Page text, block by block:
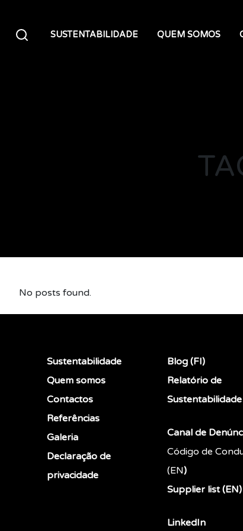
SUSTENTABILIDADE QUEM SOMOS
No posts found.
Sustentabilidade
Quem somos
Contactos
Referências
Galeria
Declaração de
privacidade
Blog (FI)
Relatório de
Sustentabilidade
Canal de
Código de
(EN)
Supplier list (EN)
LinkedIn